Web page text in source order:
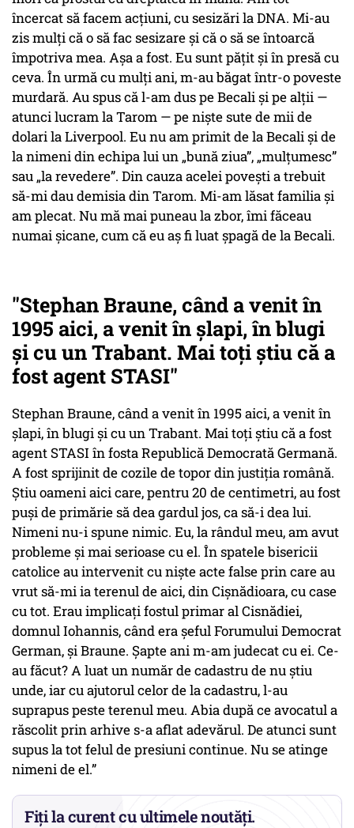
încercat să facem acțiuni, cu sesizări la DNA. Mi-au
zis mulți că o să fac sesizare și că o să se întoarcă
împotriva mea. Așa a fost. Eu sunt pățit și în presă cu
ceva. În urmă cu mulți ani, m-au băgat într-o poveste
murdară. Au spus că l-am dus pe Becali și pe alții —
atunci lucram la Tarom — pe niște sute de mii de
dolari la Liverpool. Eu nu am primit de la Becali și de
la nimeni din echipa lui un „bună ziua”, „mulțumesc”
sau „la revedere”. Din cauza acelei povești a trebuit
să-mi dau demisia din Tarom. Mi-am lăsat familia și
am plecat. Nu mă mai puneau la zbor, îmi făceau
numai șicane, cum că eu aș fi luat șpagă de la Becali.
"Stephan Braune, când a venit în
1995 aici, a venit în șlapi, în blugi
și cu un Trabant. Mai toți știu că a
fost agent STASI"
Stephan Braune, când a venit în 1995 aici, a venit în
șlapi, în blugi și cu un Trabant. Mai toți știu că a fost
agent STASI în fosta Republică Democrată Germană.
A fost sprijinit de cozile de topor din justiția română.
Știu oameni aici care, pentru 20 de centimetri, au fost
puși de primărie să dea gardul jos, ca să-i dea lui.
Nimeni nu-i spune nimic. Eu, la rândul meu, am avut
probleme și mai serioase cu el. În spatele bisericii
catolice au intervenit cu niște acte false prin care au
vrut să-mi ia terenul de aici, din Cișnădioara, cu case
cu tot. Erau implicați fostul primar al Cisnădiei,
domnul Iohannis, când era șeful Forumului Democrat
German, și Braune. Șapte ani m-am judecat cu ei. Ce-
au făcut? A luat un număr de cadastru de nu știu
unde, iar cu ajutorul celor de la cadastru, l-au
suprapus peste terenul meu. Abia după ce avocatul a
răscolit prin arhive s-a aflat adevărul. De atunci sunt
supus la tot felul de presiuni continue. Nu se atinge
nimeni de el.”
Fiți la curent cu ultimele noutăți.